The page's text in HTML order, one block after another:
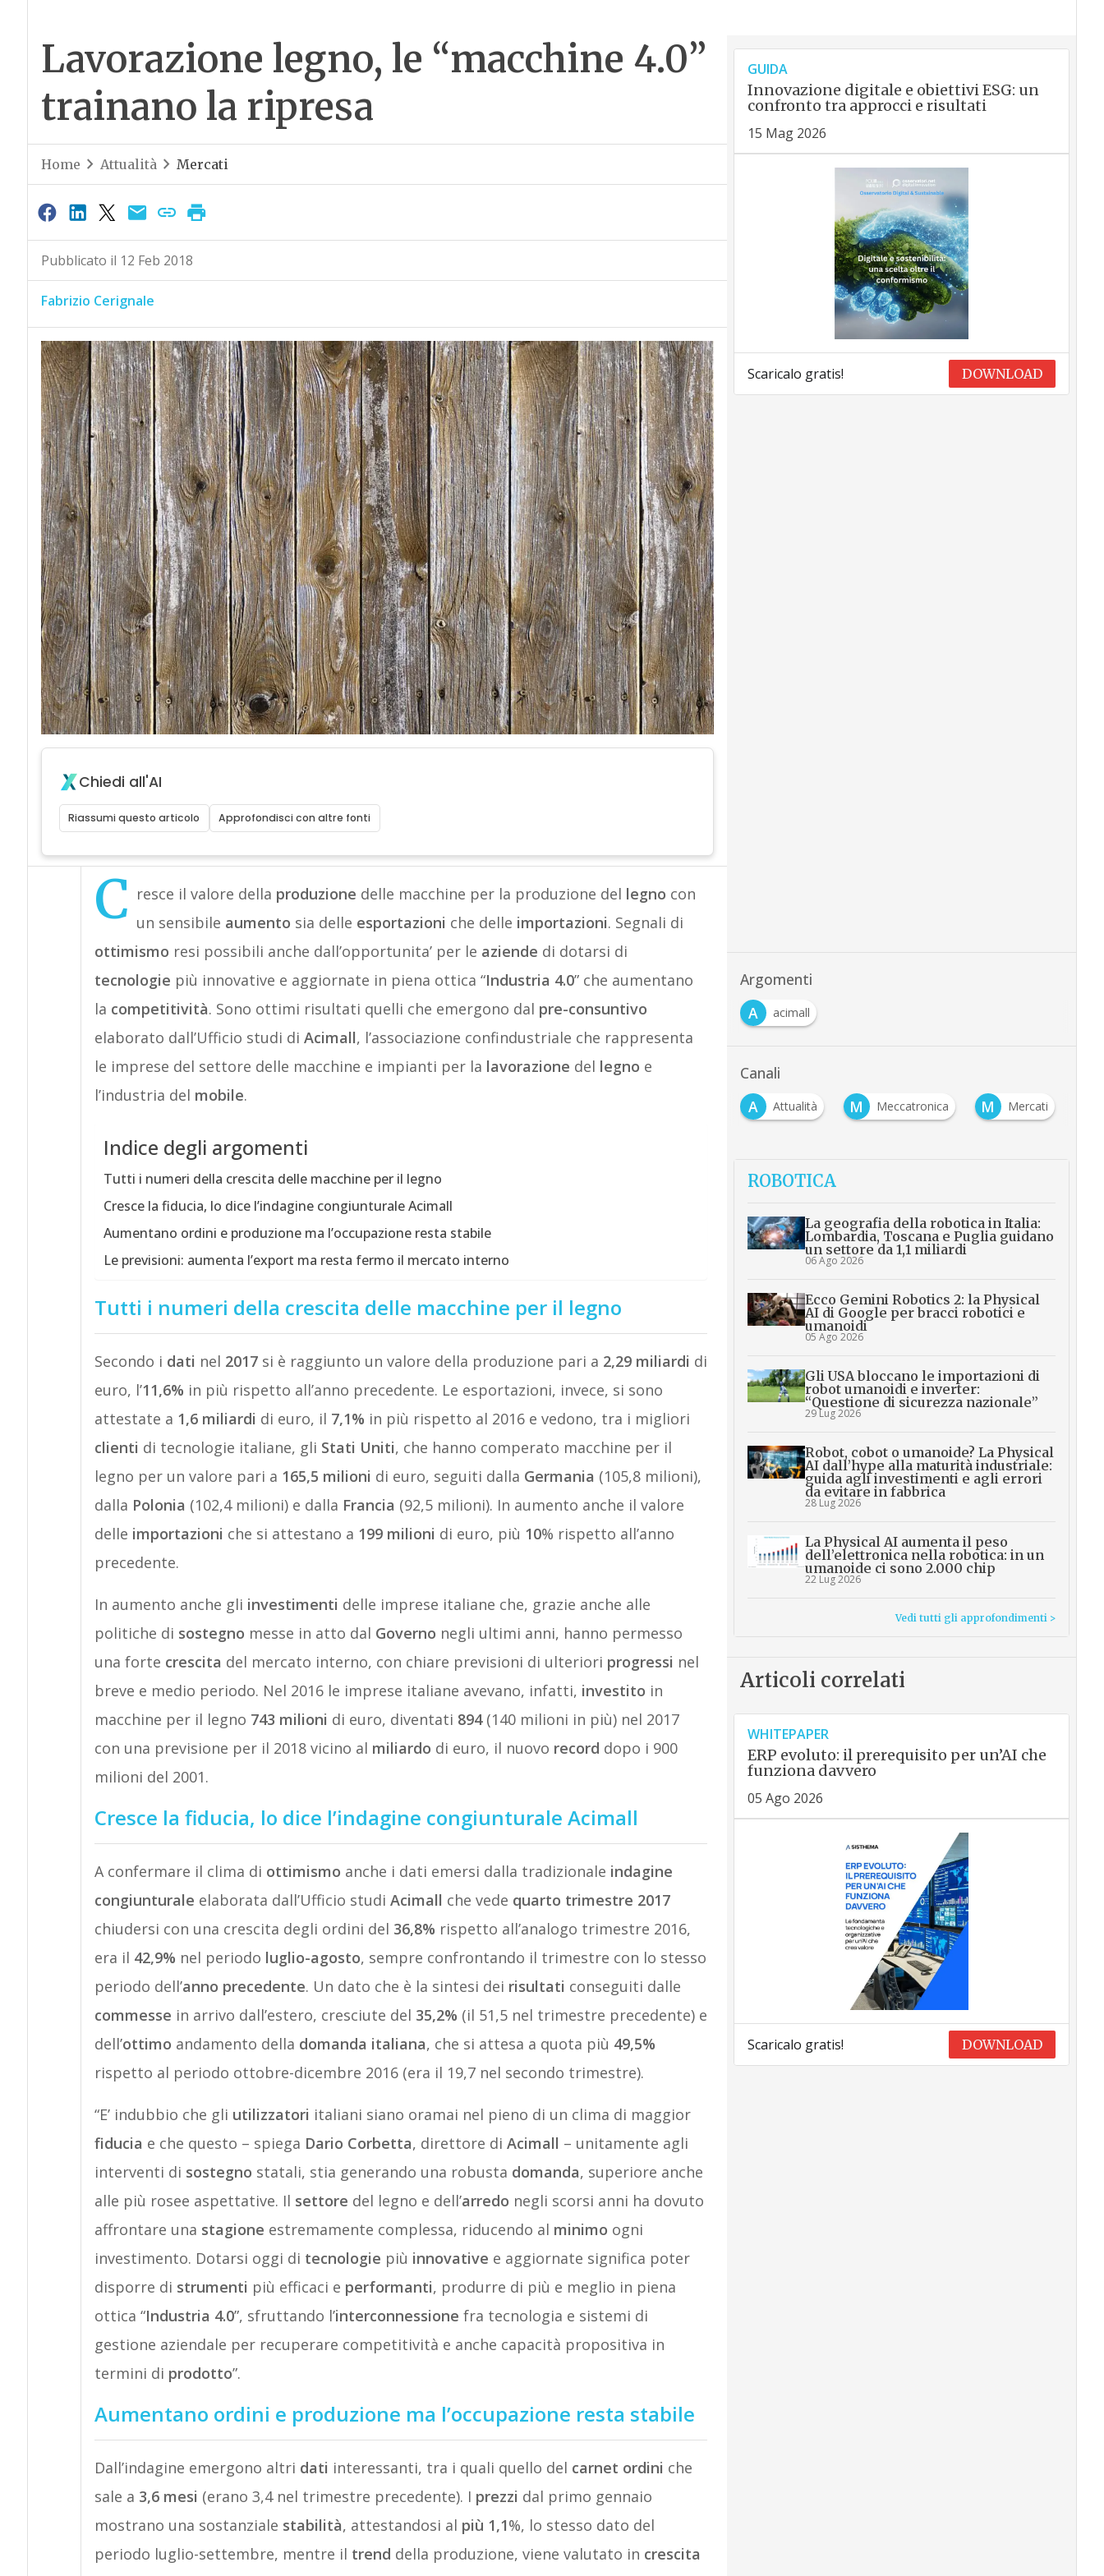
Lavorazione legno, le “macchine 4.0”
trainano la ripresa
Home Attualità Mercati
Pubblicato il 12 Feb 2018
Fabrizio Cerignale
Chiedi all'AI
Riassumi questo articolo Approfondisci con altre fonti
C resce il valore della produzione delle macchine per la produzione del legno con
un sensibile aumento sia delle esportazioni che delle importazioni. Segnali di
ottimismo resi possibili anche dall’opportunita’ per le aziende di dotarsi di
tecnologie più innovative e aggiornate in piena ottica “Industria 4.0” che aumentano
la competitività. Sono ottimi risultati quelli che emergono dal pre-consuntivo
elaborato dall’Ufficio studi di Acimall, l’associazione confindustriale che rappresenta
le imprese del settore delle macchine e impianti per la lavorazione del legno e
l’industria del mobile.
Indice degli argomenti
Tutti i numeri della crescita delle macchine per il legno
Cresce la fiducia, lo dice l’indagine congiunturale Acimall
Aumentano ordini e produzione ma l’occupazione resta stabile
Le previsioni: aumenta l’export ma resta fermo il mercato interno
Tutti i numeri della crescita delle macchine per il legno
Secondo i dati nel 2017si è raggiunto un valore della produzione pari a 2,29 miliardi di
euro, l’11,6% in più rispetto all’anno precedente. Le esportazioni, invece, si sono
attestate a 1,6 miliardi di euro, il 7,1% in più rispetto al 2016 e vedono, tra i migliori
clienti di tecnologie italiane, gli Stati Uniti, che hanno comperato macchine per il
legno per un valore pari a 165,5 milioni di euro, seguiti dalla Germania (105,8 milioni),
dalla Polonia (102,4 milioni) e dalla Francia (92,5 milioni). In aumento anche il valore
delle importazioni che si attestano a 199 milioni di euro, più 10% rispetto all’anno
precedente.
In aumento anche gli investimenti delle imprese italiane che, grazie anche alle
politiche di sostegno messe in atto dal Governo negli ultimi anni, hanno permesso
una forte crescita del mercato interno, con chiare previsioni di ulteriori progressi nel
breve e medio periodo. Nel 2016 le imprese italiane avevano, infatti, investito in
macchine per il legno 743 milioni di euro, diventati 894(140 milioni in più) nel 2017
con una previsione per il 2018 vicino al miliardo di euro, il nuovo record dopo i 900
milioni del 2001.
Cresce la fiducia, lo dice l’indagine congiunturale Acimall
A confermare il clima di ottimismo anche i dati emersi dalla tradizionale indagine
congiunturale elaborata dall’Ufficio studi Acimall che vede quarto trimestre 2017
chiudersi con una crescita degli ordini del 36,8% rispetto all’analogo trimestre 2016,
era il 42,9% nel periodo luglio-agosto, sempre confrontando il trimestre con lo stesso
periodo dell’anno precedente. Un dato che è la sintesi dei risultati conseguiti dalle
commesse in arrivo dall’estero, cresciute del 35,2% (il 51,5 nel trimestre precedente) e
dell’ottimo andamento della domanda italiana, che si attesa a quota più 49,5%
rispetto al periodo ottobre-dicembre 2016 (era il 19,7 nel secondo trimestre).
“E’ indubbio che gli utilizzatori italiani siano oramai nel pieno di un clima di maggior
fiducia e che questo – spiega Dario Corbetta, direttore di Acimall – unitamente agli
interventi di sostegno statali, stia generando una robusta domanda, superiore anche
alle più rosee aspettative. Il settore del legno e dell’arredo negli scorsi anni ha dovuto
affrontare una stagione estremamente complessa, riducendo al minimo ogni
investimento. Dotarsi oggi di tecnologie più innovative e aggiornate significa poter
disporre di strumenti più efficaci e performanti, produrre di più e meglio in piena
ottica “Industria 4.0”, sfruttando l’interconnessione fra tecnologia e sistemi di
gestione aziendale per recuperare competitività e anche capacità propositiva in
termini di prodotto”.
Aumentano ordini e produzione ma l’occupazione resta stabile
Dall’indagine emergono altri dati interessanti, tra i quali quello del carnet ordini che
sale a 3,6 mesi (erano 3,4 nel trimestre precedente). I prezzi dal primo gennaio
mostrano una sostanziale stabilità, attestandosi al più 1,1%, lo stesso dato del
periodo luglio-settembre, mentre il trend della produzione, viene valutato in crescita
GUIDA
Innovazione digitale e obiettivi ESG: un
confronto tra approcci e risultati
15 Mag 2026
Scaricalo gratis! DOWNLOAD
Argomenti
A
acimall
Canali
A
Attualità M Meccatronica M Mercati
ROBOTICA
La geografia della robotica in Italia:
Lombardia, Toscana e Puglia guidano
un settore da 1,1 miliardi
06 Ago 2026
Ecco Gemini Robotics 2: la Physical
AI di Google per bracci robotici e
umanoidi
05 Ago 2026
Gli USA bloccano le importazioni di
robot umanoidi e inverter:
“Questione di sicurezza nazionale”
29 Lug 2026
Robot, cobot o umanoide? La Physical
AI dall’hype alla maturità industriale:
guida agli investimenti e agli errori
da evitare in fabbrica
28 Lug 2026
La Physical AI aumenta il peso
dell’elettronica nella robotica: in un
umanoide ci sono 2.000 chip
22 Lug 2026
Vedi tutti gli approfondimenti >
Articoli correlati
WHITEPAPER
ERP evoluto: il prerequisito per un’AI che
funziona davvero
05 Ago 2026
Scaricalo gratis! DOWNLOAD